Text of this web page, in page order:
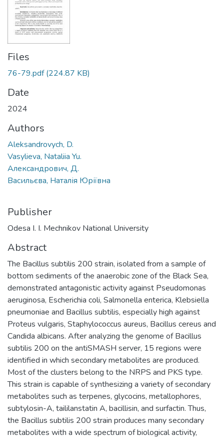
Files
76-79.pdf(224.87 KB)
Date
2024
Authors
Aleksandrovych, D.
Vasylieva, Nataliia Yu.
Александрович, Д.
Васильєва, Наталія Юріївна
Publisher
Odesa I. I. Mechnikov National University
Abstract
The Bacillus subtilis 200 strain, isolated from a sample of
bottom sediments of the anaerobic zone of the Black Sea,
demonstrated antagonistic activity against Pseudomonas
aeruginosa, Escherichia coli, Salmonella enterica, Klebsiella
pneumoniae and Bacillus subtilis, especially high against
Proteus vulgaris, Staphylococcus aureus, Bacillus cereus and
Candida albicans. After analyzing the genome of Bacillus
subtilis 200 on the antiSMASH server, 15 regions were
identified in which secondary metabolites are produced.
Most of the clusters belong to the NRPS and PKS type.
This strain is capable of synthesizing a variety of secondary
metabolites such as terpenes, glycocins, metallophores,
subtylosin-A, taililanstatin A, bacillisin, and surfactin. Thus,
the Bacillus subtilis 200 strain produces many secondary
metabolites with a wide spectrum of biological activity,